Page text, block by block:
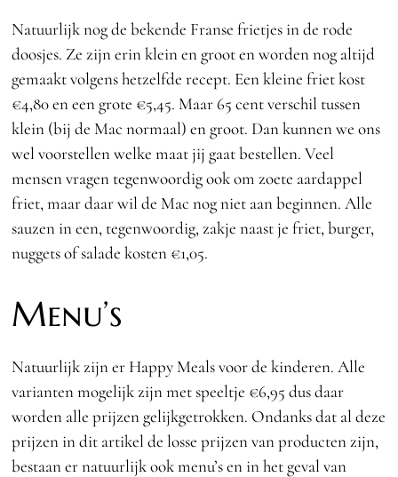
Natuurlijk nog de bekende Franse frietjes in de rode
doosjes. Ze zijn erin klein en groot en worden nog altijd
gemaakt volgens hetzelfde recept. Een kleine friet kost
€4,80 en een grote €5,45. Maar 65 cent verschil tussen
klein (bij de Mac normaal) en groot. Dan kunnen we ons
wel voorstellen welke maat jij gaat bestellen. Veel
mensen vragen tegenwoordig ook om zoete aardappel
friet, maar daar wil de Mac nog niet aan beginnen. Alle
sauzen in een, tegenwoordig, zakje naast je friet, burger,
nuggets of salade kosten €1,05.
Menu’s
Natuurlijk zijn er Happy Meals voor de kinderen. Alle
varianten mogelijk zijn met speeltje €6,95 dus daar
worden alle prijzen gelijkgetrokken. Ondanks dat al deze
prijzen in dit artikel de losse prijzen van producten zijn,
bestaan er natuurlijk ook menu’s en in het geval van